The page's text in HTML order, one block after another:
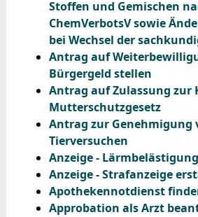
Stoffen und Gemischen
ChemVerbotsV sowie
bei Wechsel der
Antrag auf
Bürgergeld stellen
Antrag auf Zulassung zur
Mutterschutzgesetz
Antrag zur Genehmigung
Tierversuchen
Anzeige -
Anzeige - Strafanzeige
Apothekennotdienst
Approbation als Arzt